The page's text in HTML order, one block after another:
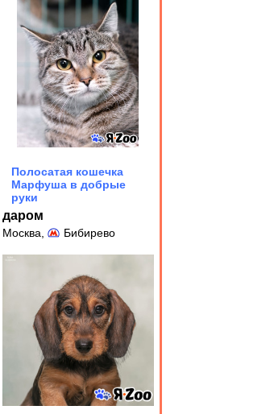
Полосатая кошечка
Марфуша в добрые
руки
даром
Москва, Бибирево